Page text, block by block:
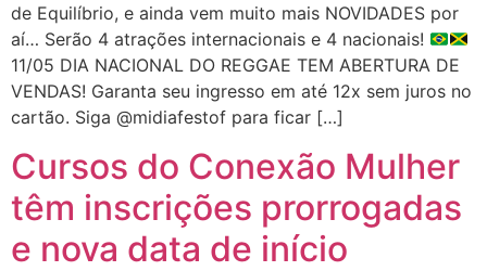
de Equilíbrio, e ainda vem muito mais NOVIDADES por
aí… Serão 4 atrações internacionais e 4 nacionais!
11/05 DIA NACIONAL DO REGGAE TEM ABERTURA DE
VENDAS! Garanta seu ingresso em até 12x sem juros no
cartão. Siga @midiafestof para ficar […]
Cursos do Conexão Mulher
têm inscrições prorrogadas
e nova data de início